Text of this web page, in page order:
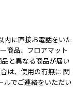
内に直接お電話をいた
商品、フロアマット
と異なる商品が届い
は、使用の有無に 関
ルでご連絡をいただい